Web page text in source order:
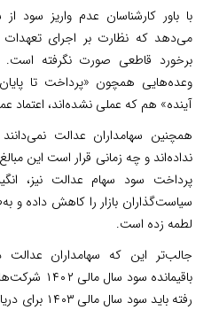
با باور کارشناسان عدم واریز
می‌دهد که نظارت بر اجرای تعهدات
برخورد قاطعی صورت نگرفته
وعده‌هایی همچون «پرداخت تا
آینده» هم که عملی نشده‌اند، اعتماد
همچنین سهامداران عدالت
نداده‌اند و چه زمانی قرار است این
پرداخت سود سهام عدالت نیز،
سیاست‌گذاران بازار را کاهش داده و
لطمه زده است.
جالب‌تر این که سهامداران عدالت
باقیمانده
رفته باید